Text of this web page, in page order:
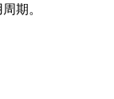
期。